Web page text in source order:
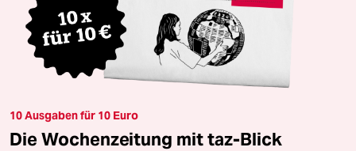
10 Ausgaben für 10 Euro
Die Wochenzeitung mit taz-Blick